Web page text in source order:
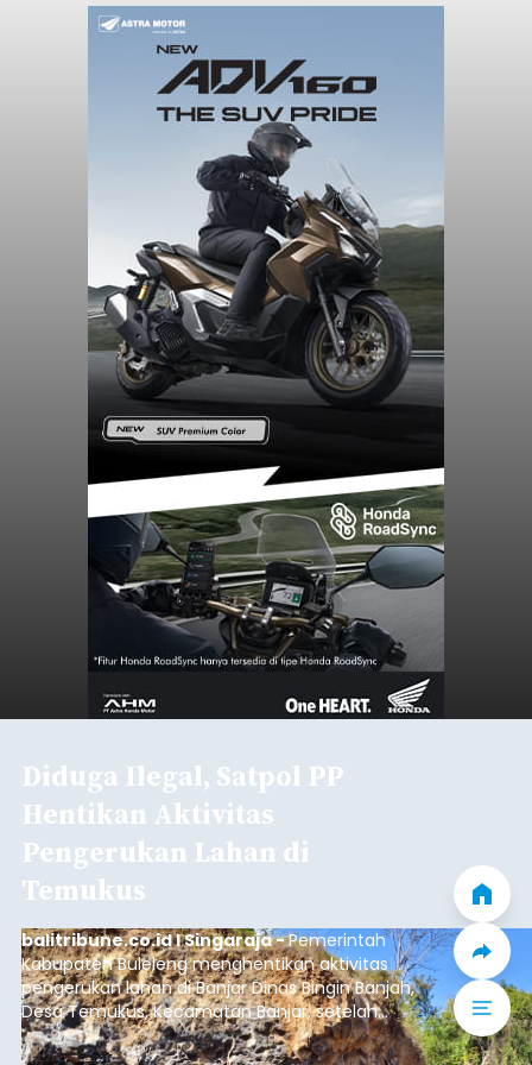
Diduga Ilegal, Satpol PP
Hentikan Aktivitas
Pengerukan Lahan di
Temukus
balitribune.co.id I Singaraja -Pemerintah
Kabupaten Buleleng menghentikan aktivitas
pengerukan lahan di Banjar Dinas Bingin Banjah,
Desa Temukus, Kecamatan Banjar, setelah
ditemukan indikasi kegiatan pengambilan
material yang tidak sesuai dengan peruntukan